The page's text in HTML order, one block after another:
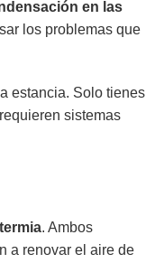
en las
los problemas que
estancia. Solo tienes
sistemas
. Ambos
a renovar el aire de